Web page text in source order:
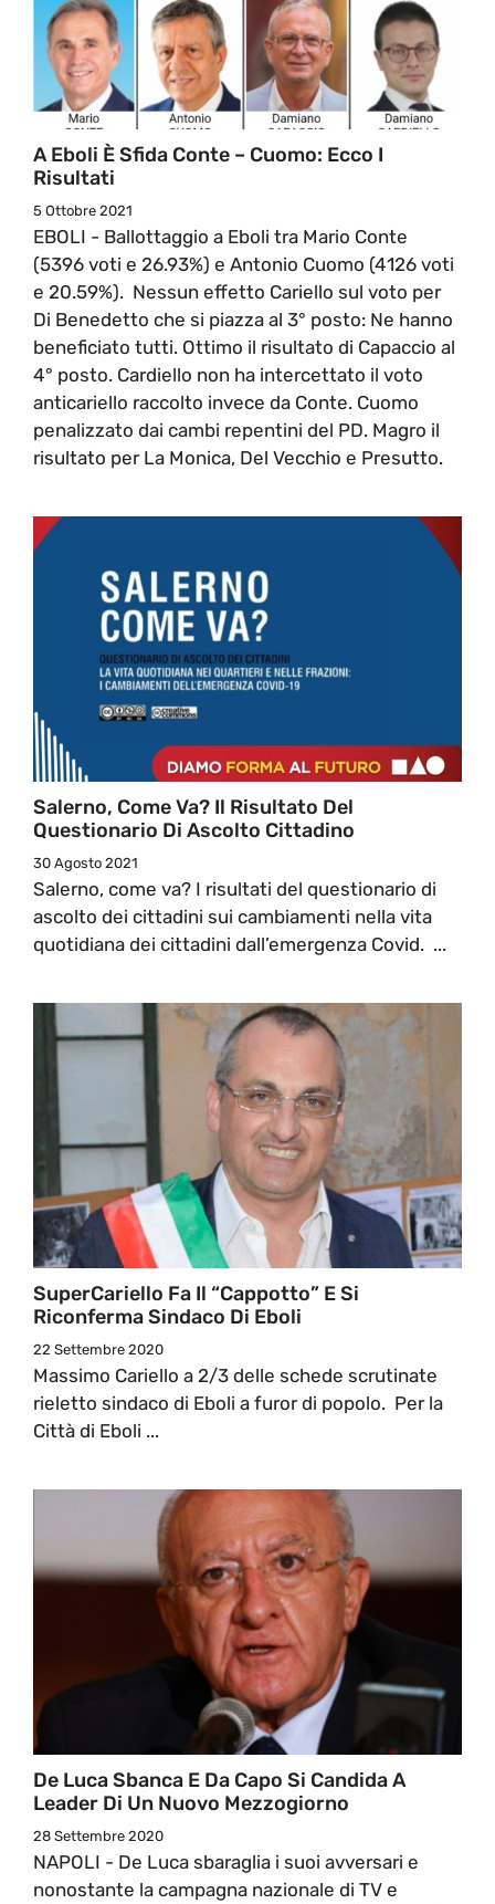
A Eboli È Sfida Conte – Cuomo: Ecco I
Risultati
5 Ottobre 2021
EBOLI - Ballottaggio a Eboli tra Mario Conte
(5396 voti e 26.93%) e Antonio Cuomo (4126 voti
e 20.59%). Nessun effetto Cariello sul voto per
Di Benedetto che si piazza al 3° posto: Ne hanno
beneficiato tutti. Ottimo il risultato di Capaccio al
4° posto. Cardiello non ha intercettato il voto
anticariello raccolto invece da Conte. Cuomo
penalizzato dai cambi repentini del PD. Magro il
risultato per La Monica, Del Vecchio e Presutto.
Salerno, Come Va? Il Risultato Del
Questionario Di Ascolto Cittadino
30 Agosto 2021
Salerno, come va? I risultati del questionario di
ascolto dei cittadini sui cambiamenti nella vita
quotidiana dei cittadini dall’emergenza Covid. ...
SuperCariello Fa Il “cappotto” E Si
Riconferma Sindaco Di Eboli
22 Settembre 2020
Massimo Cariello a 2/3 delle schede scrutinate
rieletto sindaco di Eboli a furor di popolo. Per la
Città di Eboli ...
De Luca Sbanca E Da Capo Si Candida A
Leader Di Un Nuovo Mezzogiorno
28 Settembre 2020
NAPOLI - De Luca sbaraglia i suoi avversari e
nonostante la campagna nazionale di TV e